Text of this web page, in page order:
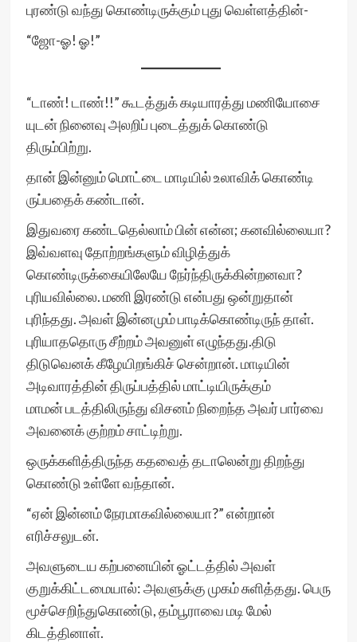
புரண்டு வந்து கொண்டிருக்கும் புது வெள்ளத்தின்-
“ஜோ-ஓ! ஓ!”
“டாண்! டாண்!!” கூடத்துக் கடியாரத்து மணியோசை
யுடன் நினைவு அலறிப் புடைத்துக் கொண்டு
திரும்பிற்று.
தான் இன்னும் மொட்டை மாடியில் உலாவிக் கொண்டி
ருப்பதைக் கண்டான்.
இதுவரை கண்டதெல்லாம் பின் என்ன; கனவில்லையா?
இவ்வளவு தோற்றங்களும் விழித்துக்
கொண்டிருக்கையிலேயே நேர்ந்திருக்கின்றனவா?
புரியவில்லை. மணி இரண்டு என்பது ஒன்றுதான்
புரிந்தது. அவள் இன்னமும் பாடிக்கொண்டிருந் தாள்.
புரியாததொரு சீற்றம் அவனுள் எழுந்தது.திடு
திடுவெனக் கீழேயிறங்கிச் சென்றான். மாடியின்
அடிவாரத்தின் திருப்பத்தில் மாட்டியிருக்கும்
மாமன் படத்திலிருந்து விசனம் நிறைந்த அவர் பார்வை
அவனைக் குற்றம் சாட்டிற்று.
ஒருக்களித்திருந்த கதவைத் தடாலென்று திறந்து
கொண்டு உள்ளே வந்தான்.
“ஏன் இன்னம் நேரமாகவில்லையா?” என்றான்
எரிச்சலுடன்.
அவளுடைய கற்பனையின் ஓட்டத்தில் அவள்
குறுக்கிட்டமையால்: அவளுக்கு முகம் சுளித்தது. பெரு
மூச்செறிந்துகொண்டு, தம்பூராவை மடி மேல்
கிடத்தினாள்.